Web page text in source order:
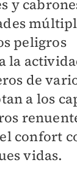
y
peligros
la
de
a los
confort
vidas.